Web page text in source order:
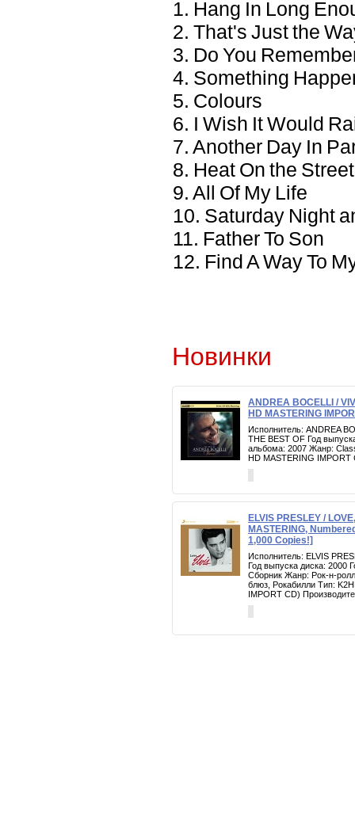
1. Hang In Long
2. That's Just the
3. Do You
4. Something
5. Colours
6. I Wish It Would
7. Another Day In
8. Heat On the Street
9. All Of My Life
10. Saturday Night
11. Father To Son
12. Find A Way To
Новинки
ANDREA BOCELLI /
HD MASTERING
Исполнитель: ANDREA
THE BEST OF Год
альбома: 2007 Жанр:
HD MASTERING IMPORT
ELVIS PRESLEY /
MASTERING,
1,000 Copies!]
Исполнитель: ELVIS
Год выпуска диска: 2000
Сборник Жанр: Рок-н-
блюз, Рокабилли Тип:
IMPORT CD)